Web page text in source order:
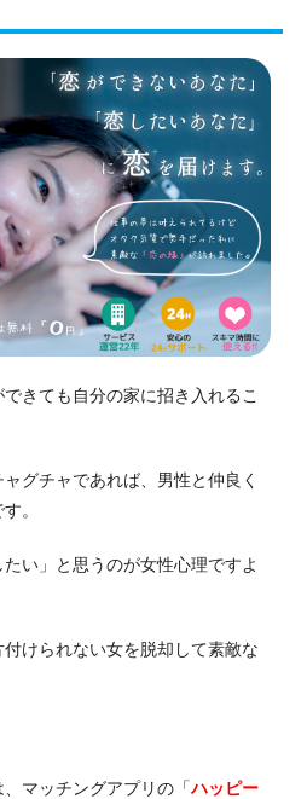
きても自分の家に招き入れるこ
グチャであれば、男性と仲良く
。
い」と思うのが女性心理ですよ
けられない女を脱却して素敵な
マッチングアプリの「ハッピー